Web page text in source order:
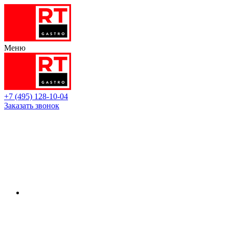
Меню
+7 (495) 128-10-04
Заказать звонок